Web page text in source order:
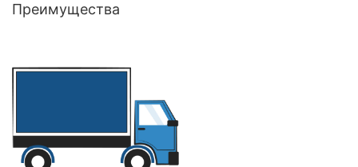
Преимущества